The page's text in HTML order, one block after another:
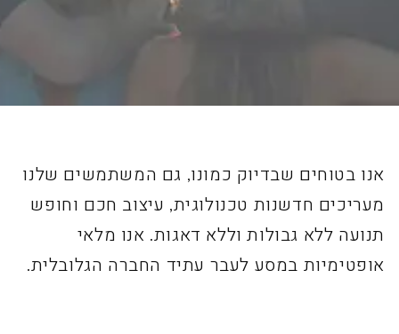
אנו בטוחים שבדיוק כמונו, גם המשתמשים שלנו
מעריכים חדשנות טכנולוגית, עיצוב חכם וחופש
תנועה ללא גבולות וללא דאגות. אנו מלאי
אופטימיות במסע לעבר עתיד החברה הגלובלית.